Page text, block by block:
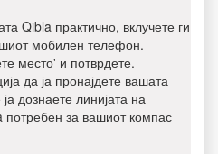
Qibla практично, вклучете ги
мобилен телефон.
место' и потврдете.
да ја пронајдете вашата
дознаете линијата на
потребен за вашиот компас